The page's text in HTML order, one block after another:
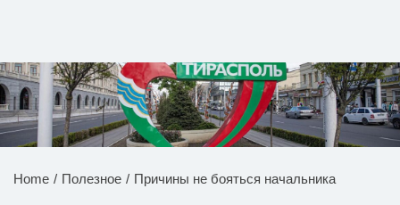
НОВОСТИ ПРИДНЕСТРОВЬЯ
Home Полезное Причины не бояться начальника